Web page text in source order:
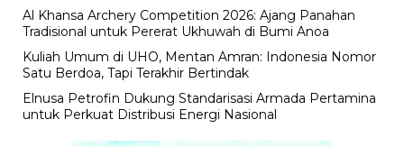
Al Khansa Archery Competition 2026: Ajang Panahan
Tradisional untuk Pererat Ukhuwah di Bumi Anoa
Kuliah Umum di UHO, Mentan Amran: Indonesia Nomor
Satu Berdoa, Tapi Terakhir Bertindak
Elnusa Petrofin Dukung Standarisasi Armada Pertamina
untuk Perkuat Distribusi Energi Nasional